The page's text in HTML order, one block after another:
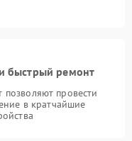
быстрый ремонт
провести
в кратчайшие